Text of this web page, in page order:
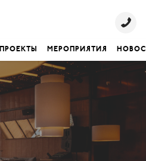
ПРОЕКТЫ МЕРОПРИЯТИЯ